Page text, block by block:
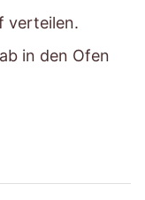
verteilen.
in den Ofen